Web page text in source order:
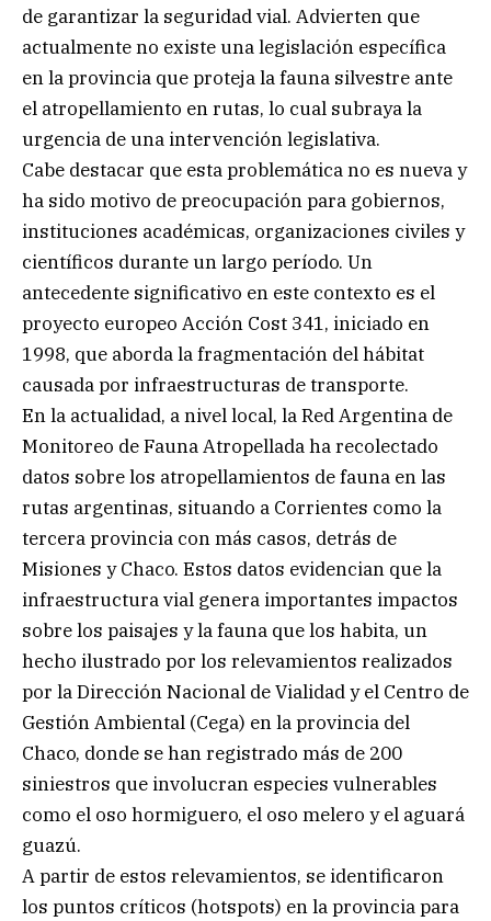
de garantizar la seguridad vial. Advierten que
actualmente no existe una legislación específica
en la provincia que proteja la fauna silvestre ante
el atropellamiento en rutas, lo cual subraya la
urgencia de una intervención legislativa.
Cabe destacar que esta problemática no es nueva y
ha sido motivo de preocupación para gobiernos,
instituciones académicas, organizaciones civiles y
científicos durante un largo período. Un
antecedente significativo en este contexto es el
proyecto europeo Acción Cost 341, iniciado en
1998, que aborda la fragmentación del hábitat
causada por infraestructuras de transporte.
En la actualidad, a nivel local, la Red Argentina de
Monitoreo de Fauna Atropellada ha recolectado
datos sobre los atropellamientos de fauna en las
rutas argentinas, situando a Corrientes como la
tercera provincia con más casos, detrás de
Misiones y Chaco. Estos datos evidencian que la
infraestructura vial genera importantes impactos
sobre los paisajes y la fauna que los habita, un
hecho ilustrado por los relevamientos realizados
por la Dirección Nacional de Vialidad y el Centro de
Gestión Ambiental (Cega) en la provincia del
Chaco, donde se han registrado más de 200
siniestros que involucran especies vulnerables
como el oso hormiguero, el oso melero y el aguará
guazú.
A partir de estos relevamientos, se identificaron
los puntos críticos (hotspots) en la provincia para